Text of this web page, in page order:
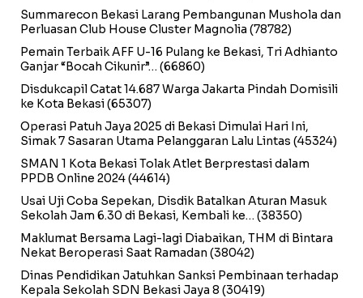
Summarecon Bekasi Larang Pembangunan Mushola dan
Perluasan Club House Cluster Magnolia (78782)
Pemain Terbaik AFF U-16 Pulang ke Bekasi, Tri Adhianto
Ganjar “Bocah Cikunir”… (66860)
Disdukcapil Catat 14.687 Warga Jakarta Pindah Domisili
ke Kota Bekasi(65307)
Operasi Patuh Jaya 2025 di Bekasi Dimulai Hari Ini,
Simak 7 Sasaran Utama Pelanggaran Lalu Lintas (45324)
SMAN 1 Kota Bekasi Tolak Atlet Berprestasi dalam
PPDB Online 2024(44614)
Usai Uji Coba Sepekan, Disdik Batalkan Aturan Masuk
Sekolah Jam 6.30 di Bekasi, Kembali ke… (38350)
Maklumat Bersama Lagi-lagi Diabaikan, THM di Bintara
Nekat Beroperasi Saat Ramadan (38042)
Dinas Pendidikan Jatuhkan Sanksi Pembinaan terhadap
Kepala Sekolah SDN Bekasi Jaya 8 (30419)